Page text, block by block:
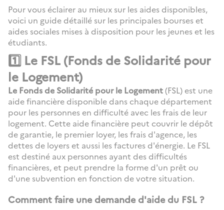
Pour vous éclairer au mieux sur les aides disponibles,
voici un guide détaillé sur les principales bourses et
aides sociales mises à disposition pour les jeunes et les
étudiants.
1️⃣ Le FSL (Fonds de Solidarité pour
le Logement)
Le Fonds de Solidarité pour le Logement(FSL) est une
aide financière disponible dans chaque département
pour les personnes en difficulté avec les frais de leur
logement. Cette aide financière peut couvrir le dépôt
de garantie, le premier loyer, les frais d'agence, les
dettes de loyers et aussi les factures d'énergie. Le FSL
est destiné aux personnes ayant des difficultés
financières, et peut prendre la forme d'un prêt ou
d'une subvention en fonction de votre situation.
Comment faire une demande d'aide du FSL ?